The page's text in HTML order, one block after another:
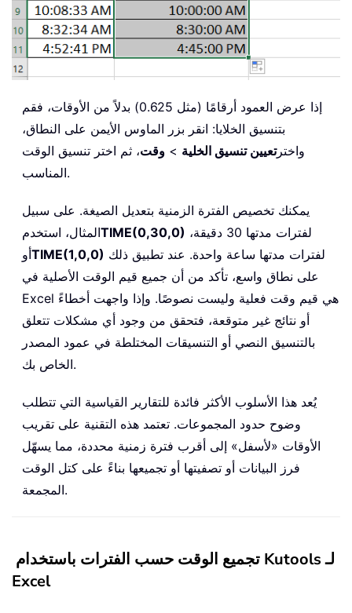
إذا عرض العمود أرقامًا (مثل 0.625) بدلاً من الأوقات، فقم
بتنسيق الخلايا: انقر بزر الماوس الأيمن على النطاق،
واخترتعيين تنسيق الخلية > وقت، ثم اختر تنسيق الوقت
المناسب.
يمكنك تخصيص الفترة الزمنية بتعديل الصيغة. على سبيل
المثال، استخدمTIME(0,30,0)
أوTIME(1,0,0)
على نطاق واسع، تأكد من أن جميع قيم الوقت الأصلية في
Excel هي قيم وقت فعلية وليست نصوصًا. وإذا واجهت أخطاءً
أو نتائج غير متوقعة، فتحقق من وجود أي مشكلات تتعلق
بالتنسيق النصي أو التنسيقات المختلطة في عمود المصدر
الخاص بك.
يُعد هذا الأسلوب الأكثر فائدة للتقارير القياسية التي تتطلب
وضوح حدود المجموعات. تعتمد هذه التقنية على تقريب
الأوقات «لأسفل» إلى أقرب فترة زمنية محددة، مما يسهّل
فرز البيانات أو تصفيتها أو تجميعها بناءً على كتل الوقت
المجمعة.
تجميع الوقت حسب الفترات باستخدام Kutools لـ
Excel